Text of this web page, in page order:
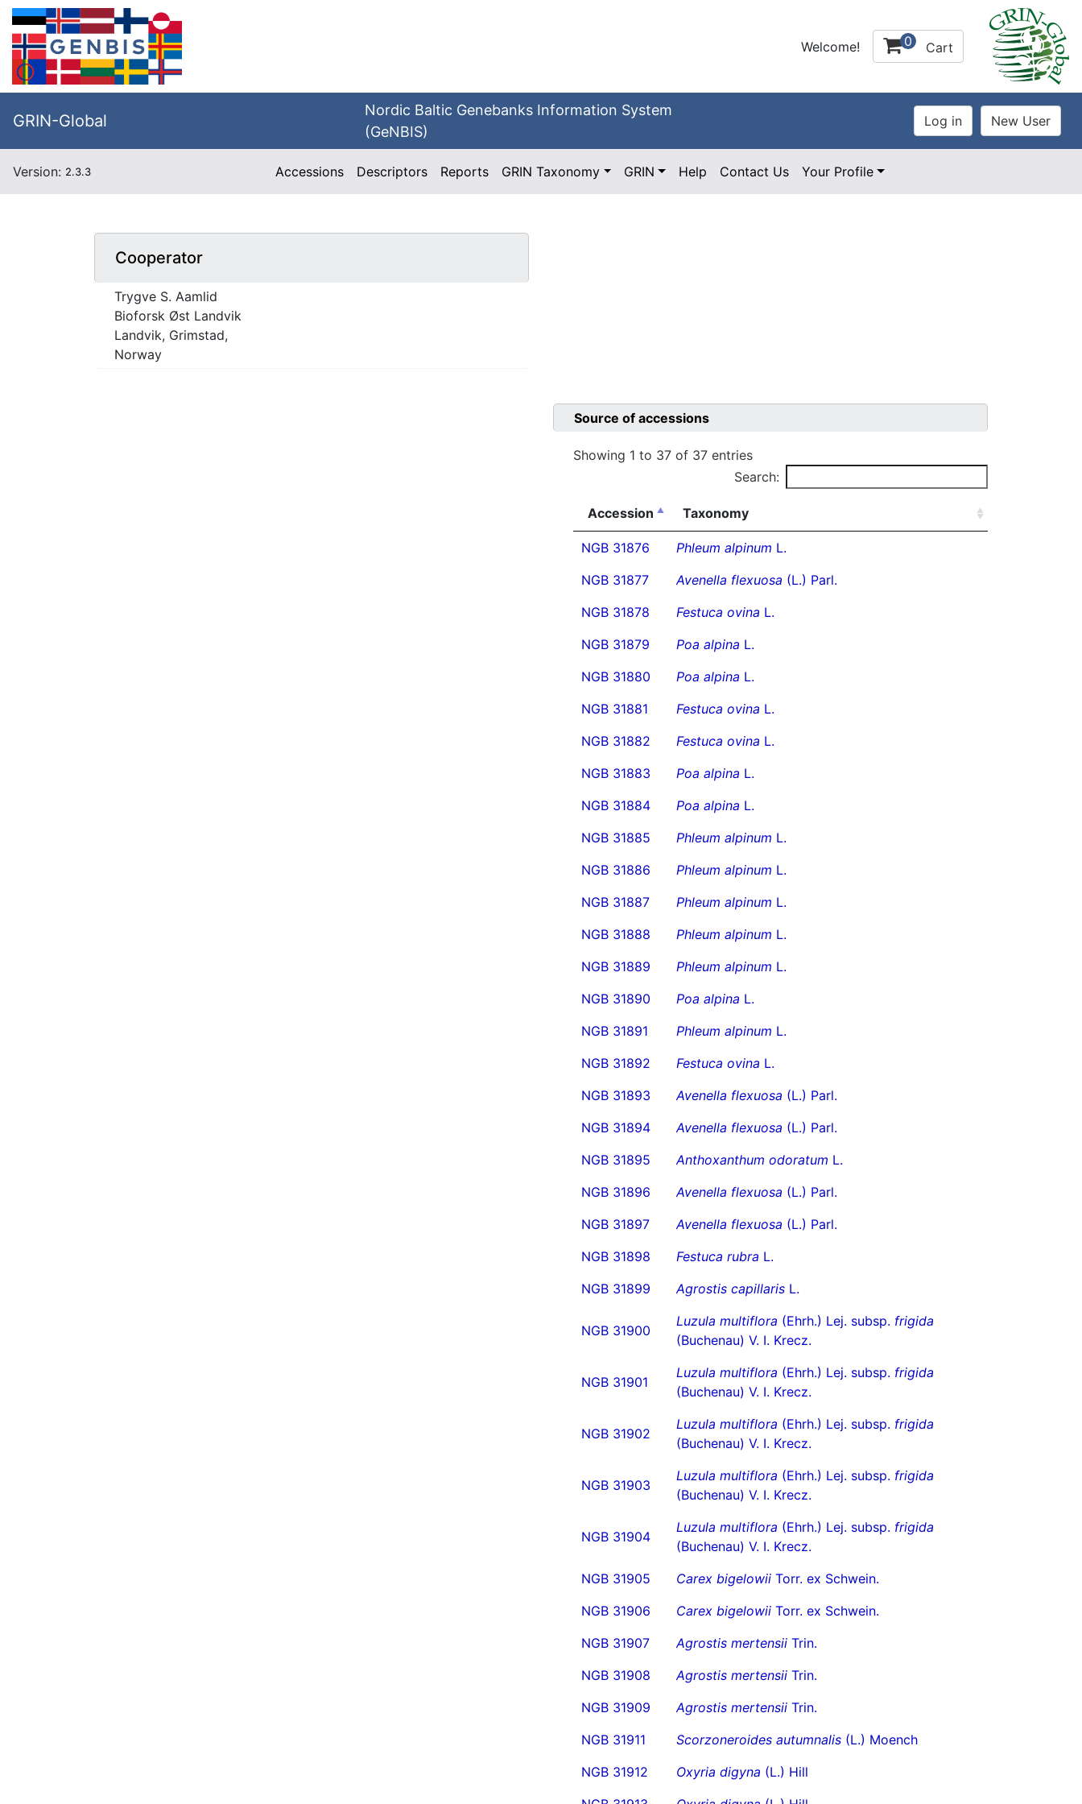
Welcome! 0 Cart
GRIN-Global
Nordic Baltic Genebanks Information System
(GeNBIS)
Version: 2.3.3 Accessions Descriptors Reports GRIN Taxonomy GRIN Help Contact Us Your Profile
Cooperator
Trygve S. Aamlid
Bioforsk Øst Landvik
Landvik, Grimstad,
Norway
Source of accessions
Showing 1 to 37 of 37 entries
Search:
Accession Taxonomy
NGB 31876 Phleum alpinum L.
NGB 31877
Avenella flexuosa (L.) Parl.
NGB 31878
Festuca ovina L.
NGB 31879
Poa alpina L.
NGB 31880
Poa alpina L.
NGB 31881
Festuca ovina L.
NGB 31882
Festuca ovina L.
NGB 31883
Poa alpina L.
NGB 31884
Poa alpina L.
NGB 31885
Phleum alpinum L.
NGB 31886
Phleum alpinum L.
NGB 31887
Phleum alpinum L.
NGB 31888
Phleum alpinum L.
NGB 31889
Phleum alpinum L.
NGB 31890
Poa alpina L.
NGB 31891
Phleum alpinum L.
NGB 31892
Festuca ovina L.
NGB 31893
Avenella flexuosa (L.) Parl.
NGB 31894
Avenella flexuosa (L.) Parl.
NGB 31895
Anthoxanthum odoratum L.
NGB 31896
Avenella flexuosa (L.) Parl.
NGB 31897
Avenella flexuosa (L.) Parl.
NGB 31898
Festuca rubra L.
NGB 31899
Agrostis capillaris L.
NGB 31900
Luzula multiflora (Ehrh.) Lej. subsp. frigida
(Buchenau) V. I. Krecz.
NGB 31901
Luzula multiflora (Ehrh.) Lej. subsp. frigida
(Buchenau) V. I. Krecz.
NGB 31902
Luzula multiflora (Ehrh.) Lej. subsp. frigida
(Buchenau) V. I. Krecz.
NGB 31903
Luzula multiflora (Ehrh.) Lej. subsp. frigida
(Buchenau) V. I. Krecz.
NGB 31904
Luzula multiflora (Ehrh.) Lej. subsp. frigida
(Buchenau) V. I. Krecz.
NGB 31905
Carex bigelowii Torr. ex Schwein.
NGB 31906
Carex bigelowii Torr. ex Schwein.
NGB 31907
Agrostis mertensii Trin.
NGB 31908
Agrostis mertensii Trin.
NGB 31909
Agrostis mertensii Trin.
NGB 31911
Scorzoneroides autumnalis (L.) Moench
NGB 31912
Oxyria digyna (L.) Hill